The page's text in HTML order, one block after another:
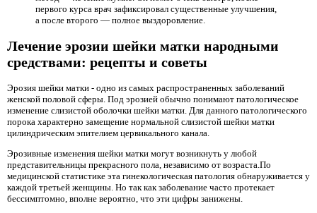
первого курса врач зафиксировал существенные улучшения,
а после второго — полное выздоровление.
Лечение эрозии шейки матки народными
средствами: рецепты и советы
Эрозия шейки матки - одно из самых распространенных заболеваний
женской половой сферы. Под эрозией обычно понимают патологическое
изменение слизистой оболочки шейки матки. Для данного патологического
порока характерно замещение нормальной слизистой шейки матки
цилиндрическим эпителием цервикального канала.
Эрозивные изменения шейки матки могут возникнуть у любой
представительницы прекрасного пола, независимо от возраста.По
медицинской статистике эта гинекологическая патология обнаруживается у
каждой третьей женщины. Но так как заболевание часто протекает
бессимптомно, вполне вероятно, что эти цифры занижены.